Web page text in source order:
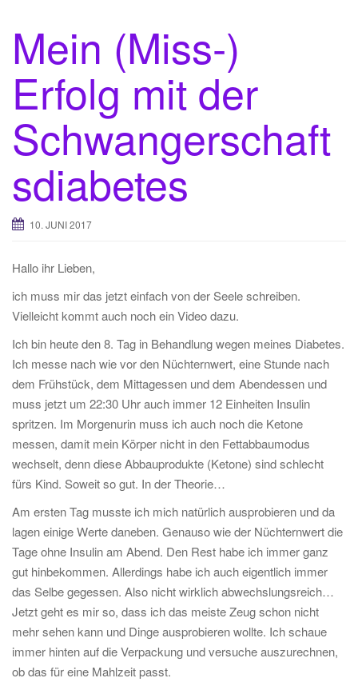
Mein (Miss-)
Erfolg mit der
Schwangerschaft
sdiabetes
10. JUNI 2017
Hallo ihr Lieben,
ich muss mir das jetzt einfach von der Seele schreiben.
Vielleicht kommt auch noch ein Video dazu.
Ich bin heute den 8. Tag in Behandlung wegen meines Diabetes.
Ich messe nach wie vor den Nüchternwert, eine Stunde nach
dem Frühstück, dem Mittagessen und dem Abendessen und
muss jetzt um 22:30 Uhr auch immer 12 Einheiten Insulin
spritzen. Im Morgenurin muss ich auch noch die Ketone
messen, damit mein Körper nicht in den Fettabbaumodus
wechselt, denn diese Abbauprodukte (Ketone) sind schlecht
fürs Kind. Soweit so gut. In der Theorie…
Am ersten Tag musste ich mich natürlich ausprobieren und da
lagen einige Werte daneben. Genauso wie der Nüchternwert die
Tage ohne Insulin am Abend. Den Rest habe ich immer ganz
gut hinbekommen. Allerdings habe ich auch eigentlich immer
das Selbe gegessen. Also nicht wirklich abwechslungsreich…
Jetzt geht es mir so, dass ich das meiste Zeug schon nicht
mehr sehen kann und Dinge ausprobieren wollte. Ich schaue
immer hinten auf die Verpackung und versuche auszurechnen,
ob das für eine Mahlzeit passt.